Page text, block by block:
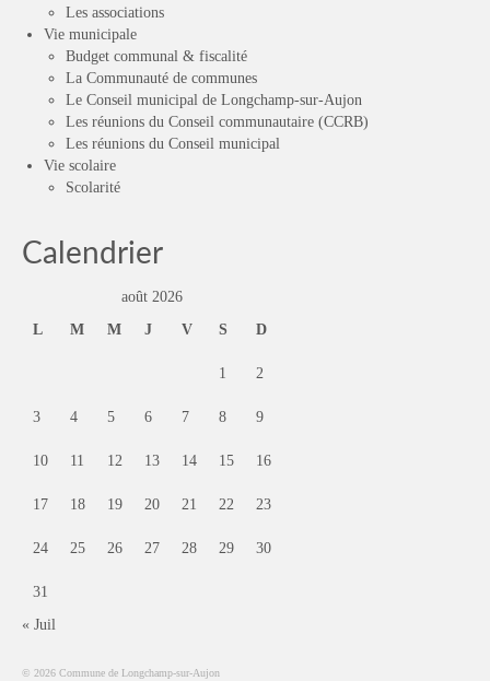
Les associations
Vie municipale
Budget communal & fiscalité
La Communauté de communes
Le Conseil municipal de Longchamp-sur-Aujon
Les réunions du Conseil communautaire (CCRB)
Les réunions du Conseil municipal
Vie scolaire
Scolarité
Calendrier
août 2026
L
M M J V S D
1 2
3 4 5 6 7 8 9
10 11 12 13 14 15 16
17 18 19 20 21 22 23
24 25 26 27 28 29 30
31
« Juil
© 2026 Commune de Longchamp-sur-Aujon